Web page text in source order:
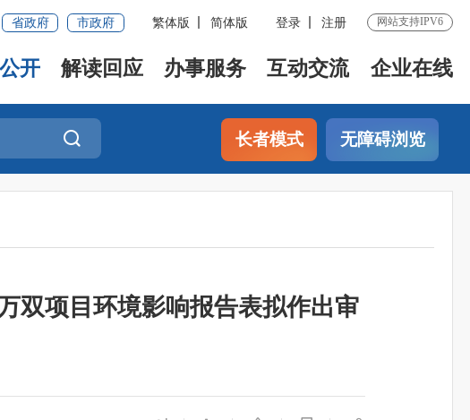
省政府 市政府 繁体版 简体版 登录 注册 网站支持IPV6
开 解读回应 办事服务 互动交流 企业在线
长者模式 无障碍浏览
双项目环境影响报告表拟作出审